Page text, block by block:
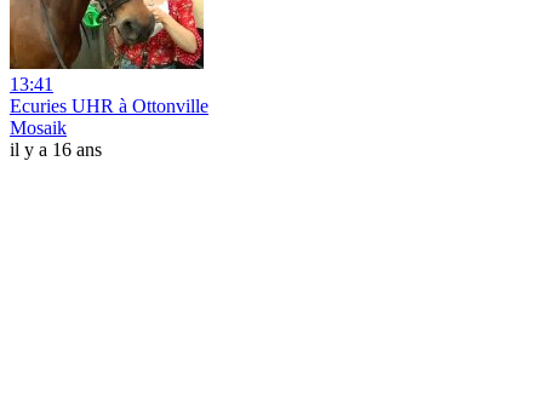
13:41
Ecuries UHR à Ottonville
Mosaik
il y a 16 ans